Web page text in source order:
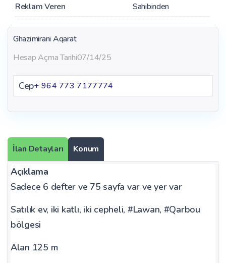
Reklam Veren
Sahibinden
Ghazimirani Aqarat
Hesap Açma Tarihi07/14/25
Cep+ 964 773 7177774
İlan Detayları Konum
Açıklama
Sadece 6 defter ve 75 sayfa var ve yer var
Satılık ev, iki katlı, iki cepheli, #Lawan, #Qarbou
bölgesi
Alan 125 m